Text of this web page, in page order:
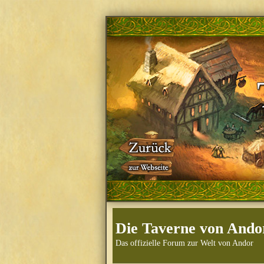
Die Taverne von
Das offizielle Forum zur Welt von Andor